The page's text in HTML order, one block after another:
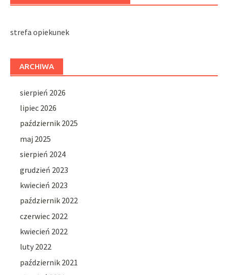
strefa opiekunek
ARCHIWA
sierpień 2026
lipiec 2026
październik 2025
maj 2025
sierpień 2024
grudzień 2023
kwiecień 2023
październik 2022
czerwiec 2022
kwiecień 2022
luty 2022
październik 2021